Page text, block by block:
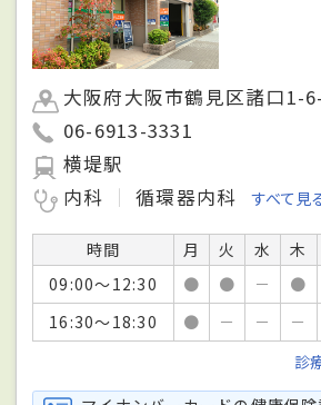
大阪府大阪市鶴見区諸口1-
06-6913-3331
横堤駅
内科
循環器内科 すべて見
時間 月 火 水 木
09:00～12:30
● ● － ●
16:30～18:30
● － － －
診